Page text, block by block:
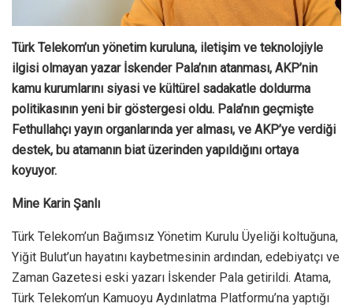
Türk Telekom’un yönetim kuruluna, iletişim ve teknolojiyle
ilgisi olmayan yazar İskender Pala’nın atanması, AKP’nin
kamu kurumlarını siyasi ve kültürel sadakatle doldurma
politikasının yeni bir göstergesi oldu. Pala’nın geçmişte
Fethullahçı yayın organlarında yer alması, ve AKP’ye verdiği
destek, bu atamanın biat üzerinden yapıldığını ortaya
koyuyor.
Mine Karin Şanlı
Türk Telekom’un Bağımsız Yönetim Kurulu Üyeliği koltuğuna,
Yiğit Bulut’un hayatını kaybetmesinin ardından, edebiyatçı ve
Zaman Gazetesi eski yazarı İskender Pala getirildi. Atama,
Türk Telekom’un Kamuoyu Aydınlatma Platformu’na yaptığı